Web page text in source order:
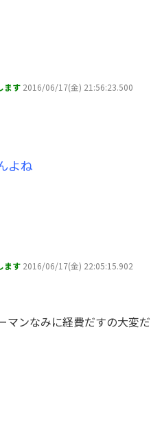
ます 2016/06/17(金) 21:56:23.500
よね
ます 2016/06/17(金) 22:05:15.902
マンなみに経費だすの大変だ